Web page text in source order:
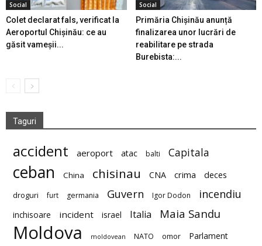
Social
Colet declarat fals, verificat la
Aeroportul Chișinău: ce au
găsit vameșii...
Social
Primăria Chișinău anunță
finalizarea unor lucrări de
reabilitare pe strada
Burebista:...
Taguri
accident aeroport atac balti Capitala
ceban China chisinau CNA crima deces
droguri furt germania Guvern Igor Dodon incendiu
inchisoare incident israel Italia Maia Sandu
Moldova moldovean NATO omor Parlament